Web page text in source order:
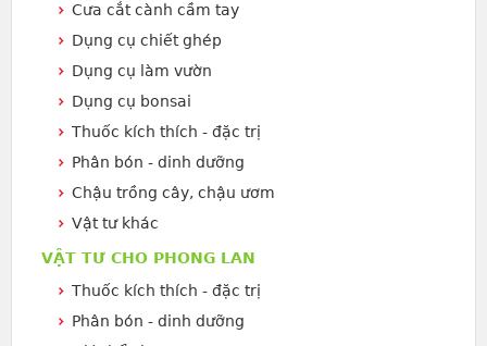
Cưa cắt cành cầm tay
Dụng cụ chiết ghép
Dụng cụ làm vườn
Dụng cụ bonsai
Thuốc kích thích - đặc trị
Phân bón - dinh dưỡng
Chậu trồng cây, chậu ươm
Vật tư khác
VẬT TƯ CHO PHONG LAN
Thuốc kích thích - đặc trị
Phân bón - dinh dưỡng